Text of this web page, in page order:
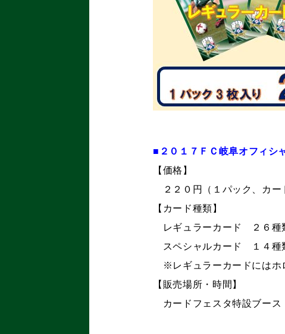
■２０１７ＦＣ岐阜オフィシ
【価格】
２２０円（１パック、カー
【カード種類】
レギュラーカード ２６種
スペシャルカード １４
※レギュラーカードにはホ
【販売場所・時間】
カードフェスタ特設ブー